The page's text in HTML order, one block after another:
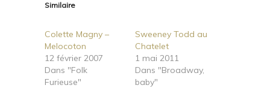
Similaire
Colette Magny –
Melocoton
12 février 2007
Dans "Folk
Furieuse"
Sweeney Todd au
Chatelet
1 mai 2011
Dans "Broadway,
baby"